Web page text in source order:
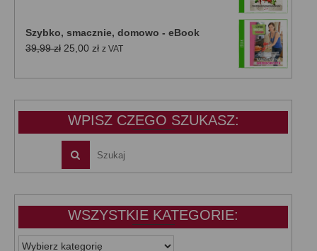
39,99 zł.25,00 zł.
Szybko, smacznie, domowo - eBook
39,99zł Pierwotna
wynosiła:
25,00 złAktualna
wynosi:
z VAT
WPISZ CZEGO SZUKASZ:
WSZYSTKIE KATEGORIE:
WSZYSTKIE